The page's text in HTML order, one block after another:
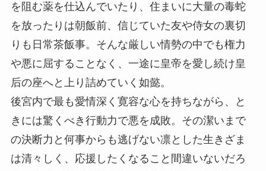
を阻む薬を仕込んでいたり、住まいに大量の毒蛇
を放ったりは朝飯前、信じていた友や侍女の裏切
りも日常茶飯事。そんな厳しい情勢の中でも権力
や悪に屈することなく、一途に皇帝を愛し続け皇
后の座へと上り詰めていく如懿。
後宮内で最も愛情深く寛容な心を持ちながら、と
きには驚くべき行動力で悪を成敗。その潔いまで
の決断力と何事からも逃げない凛とした生きざま
は清々しく、応援したくなること間違いないだろ